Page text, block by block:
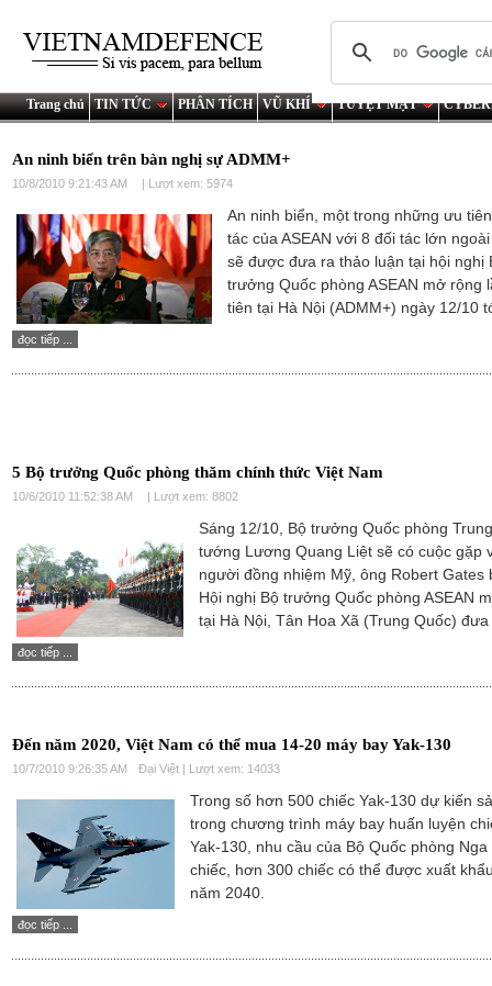
Trang chủ TIN TỨC PHÂN TÍCH VŨ KHÍ TUYỆT MẬT
An ninh biển trên bàn nghị sự ADMM+
10/8/2010 9:21:43 AM | Lượt xem: 5974
An ninh biển, một trong những ưu
tác của ASEAN với 8 đối tác lớn
sẽ được đưa ra thảo luận tại hội nghị
trưởng Quốc phòng ASEAN mở rộng
tiên tại Hà Nội (ADMM+) ngày 12/10
đọc tiếp ...
5 Bộ trưởng Quốc phòng thăm chính thức Việt Nam
10/6/2010 11:52:38 AM | Lượt xem: 8802
Sáng 12/10, Bộ trưởng Quốc phòng
tướng Lương Quang Liệt sẽ có cuộc gặp
người đồng nhiệm Mỹ, ông Robert Gates
Hội nghị Bộ trưởng Quốc phòng ASEAN
tại Hà Nội, Tân Hoa Xã (Trung Quốc)
đọc tiếp ...
Đến năm 2020, Việt Nam có thể mua 14-20 máy bay Yak-130
10/7/2010 9:26:35 AM Đại Việt | Lượt xem: 14033
Trong số hơn 500 chiếc Yak-130 dự kiến
trong chương trình máy bay huấn luyện
Yak-130, nhu cầu của Bộ Quốc phòng Nga
chiếc, hơn 300 chiếc có thể được xuất
năm 2040.
đọc tiếp ...